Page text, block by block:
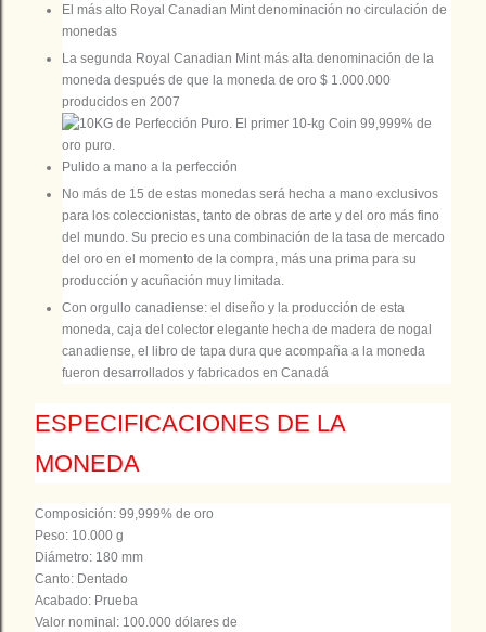
El más alto Royal Canadian Mint denominación no circulación de
monedas
La segunda Royal Canadian Mint más alta denominación de la
moneda después de que la moneda de oro $ 1.000.000
producidos en 2007
Pulido a mano a la perfección
No más de 15 de estas monedas será hecha a mano exclusivos
para los coleccionistas, tanto de obras de arte y del oro más fino
del mundo. Su precio es una combinación de la tasa de mercado
del oro en el momento de la compra, más una prima para su
producción y acuñación muy limitada.
Con orgullo canadiense: el diseño y la producción de esta
moneda, caja del colector elegante hecha de madera de nogal
canadiense, el libro de tapa dura que acompaña a la moneda
fueron desarrollados y fabricados en Canadá
ESPECIFICACIONES DE LA
MONEDA
Composición: 99,999% de oro
Peso: 10.000 g
Diámetro: 180 mm
Canto: Dentado
Acabado: Prueba
Valor nominal: 100.000 dólares de